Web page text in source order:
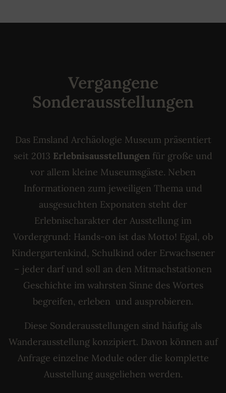
Vergangene
Sonderausstellungen
Das Emsland Archäologie Museum präsentiert
seit 2013 Erlebnisausstellungen für große und
vor allem kleine Museumsgäste. Neben
Informationen zum jeweiligen Thema und
ausgesuchten Exponaten steht der
Erlebnischarakter der Ausstellung im
Vordergrund: Hands-on ist das Motto! Egal, ob
Kindergartenkind, Schulkind oder Erwachsener
– jeder darf und soll an den Mitmachstationen
Geschichte im wahrsten Sinne des Wortes
begreifen, erleben und ausprobieren.
Diese Sonderausstellungen sind häufig als
Wanderausstellung konzipiert. Davon können auf
Anfrage einzelne Module oder die komplette
Ausstellung ausgeliehen werden.